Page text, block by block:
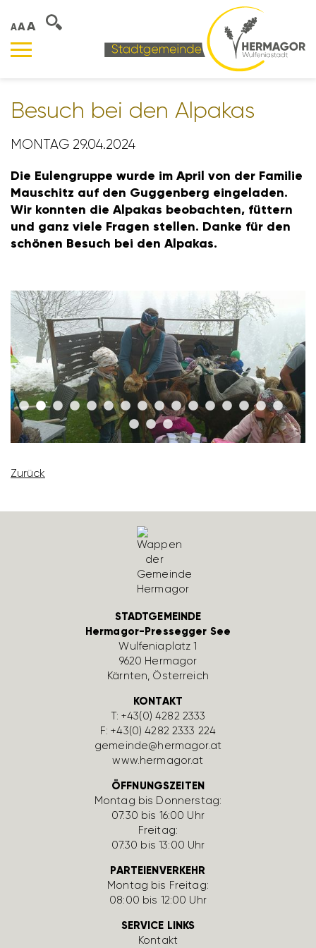
AAA
Besuch bei den Alpakas
MONTAG 29.04.2024
Die Eulen­gruppe wurde im April von der Familie
Mauschitz auf den Guggen­berg einge­laden.
Wir konnten die Alpakas beob­achten, füttern
und ganz viele Fragen stellen. Danke für den
schönen Besuch bei den Alpakas.
Zurück
STADTGEMEINDE
Hermagor-Pressegger See
Wulfe­nia­platz 1
9620 Hermagor
Kärnten, Öster­reich
KONTAKT
T:+43(0) 4282 2333
F: +43(0) 4282 2333 224
gemeinde@hermagor.at
www.hermagor.at
ÖFFNUNGSZEITEN
Montag bis Donnerstag:
07:30 bis 16:00 Uhr
Freitag:
07:30 bis 13:00 Uhr
PARTEIENVERKEHR
Montag bis Freitag:
08:00 bis 12:00 Uhr
SERVICE LINKS
Kontakt